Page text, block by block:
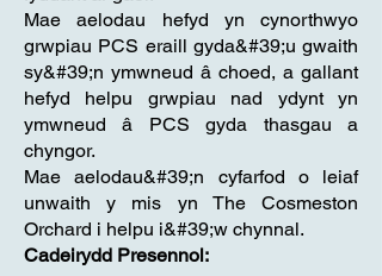
Mae aelodau hefyd yn cynorthwyo
grwpiau PCS eraill gyda&#39;u gwaith
sy&#39;n ymwneud â choed, a gallant
hefyd helpu grwpiau nad ydynt yn
ymwneud â PCS gyda thasgau a
chyngor.
Mae aelodau&#39;n cyfarfod o leiaf
unwaith y mis yn The Cosmeston
Orchard i helpu i&#39;w chynnal.
Cadeirydd Presennol: